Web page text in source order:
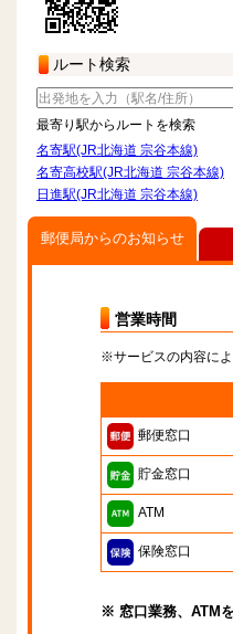
ルート検索
最寄り駅からルートを検索
名寄駅(JR北海道 宗谷本線)
名寄高校駅(JR北海道 宗谷本線)
日進駅(JR北海道 宗谷本線)
郵便局からのお知らせ
営業時間
※サービスの内容に
郵便窓口
貯金窓口
ATM
保険窓口
※ 窓口業務、ATM